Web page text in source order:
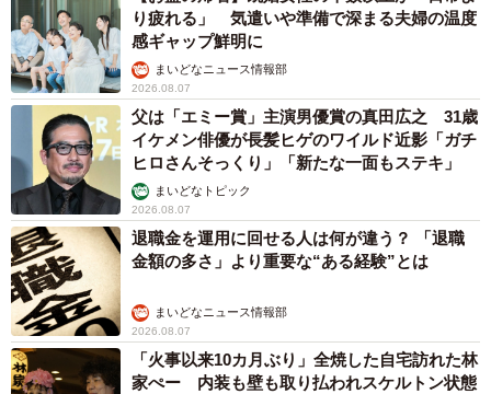
り疲れる」 気遣いや準備で深まる夫婦の温度
感ギャップ鮮明に
まいどなニュース情報部
2026.08.07
父は「エミー賞」主演男優賞の真田広之 31歳
イケメン俳優が長髪ヒゲのワイルド近影「ガチ
ヒロさんそっくり」「新たな一面もステキ」
まいどなトピック
2026.08.07
退職金を運用に回せる人は何が違う？ 「退職
金額の多さ」より重要な“ある経験”とは
まいどなニュース情報部
2026.08.07
「火事以来10カ月ぶり」全焼した自宅訪れた林
家ぺー 内装も壁も取り払われスケルトン状態